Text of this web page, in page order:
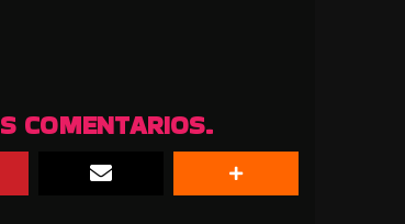
COMENTARIOS.